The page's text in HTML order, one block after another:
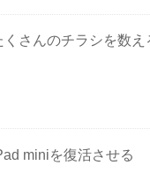
くさんのチラシを数え
miniを復活させる